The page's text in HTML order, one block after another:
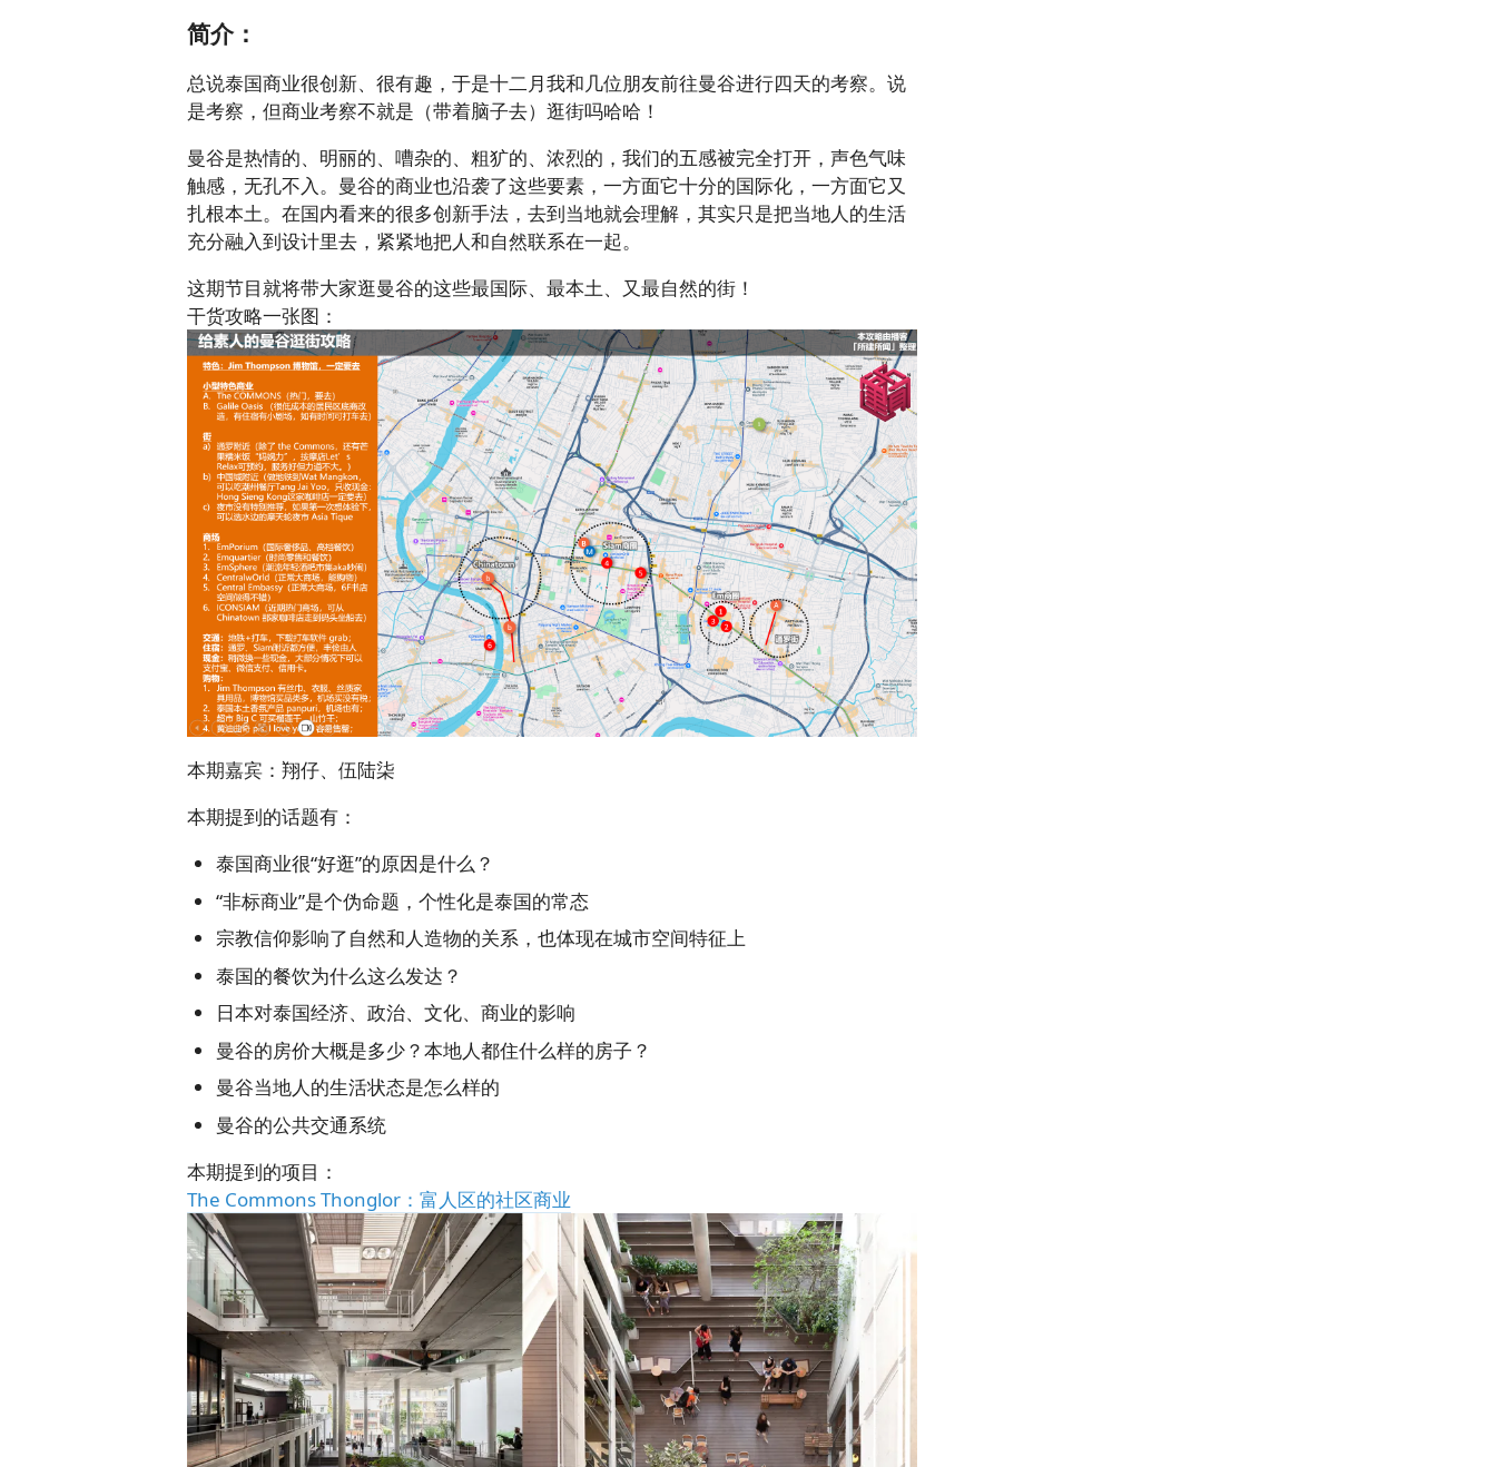
简介：
总说泰国商业很创新、很有趣，于是十二月我和几位朋友前往曼谷进行四天的考察。说
是考察，但商业考察不就是（带着脑子去）逛街吗哈哈！
曼谷是热情的、明丽的、嘈杂的、粗犷的、浓烈的，我们的五感被完全打开，声色气味
触感，无孔不入。曼谷的商业也沿袭了这些要素，一方面它十分的国际化，一方面它又
扎根本土。在国内看来的很多创新手法，去到当地就会理解，其实只是把当地人的生活
充分融入到设计里去，紧紧地把人和自然联系在一起。
这期节目就将带大家逛曼谷的这些最国际、最本土、又最自然的街！
干货攻略一张图：
本期嘉宾：翔仔、伍陆柒
本期提到的话题有：
泰国商业很“好逛”的原因是什么？
“非标商业”是个伪命题，个性化是泰国的常态
宗教信仰影响了自然和人造物的关系，也体现在城市空间特征上
泰国的餐饮为什么这么发达？
日本对泰国经济、政治、文化、商业的影响
曼谷的房价大概是多少？本地人都住什么样的房子？
曼谷当地人的生活状态是怎么样的
曼谷的公共交通系统
本期提到的项目：
The Commons Thonglor：富人区的社区商业